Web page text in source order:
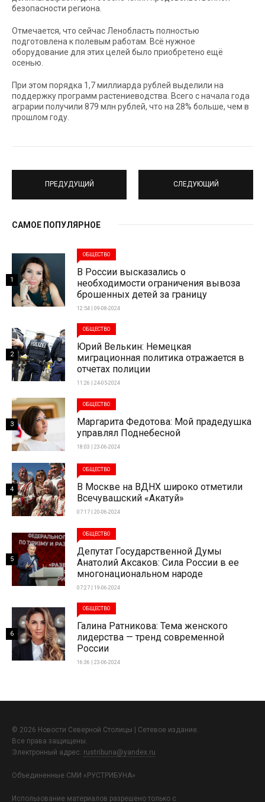
безопасности региона.
Отмечается, что сейчас Ленобласть полностью
подготовлена к полевым работам. Всё нужное
оборудование для этих целей было приобретено ещё
осенью.
При этом порядка 1,7 миллиарда рублей выделили на
поддержку программ растениеводства. Всего с начала года
аграрии получили 879 млн рублей, что на 28% больше, чем в
прошлом году.
ПРЕДУДУЩИЙ СЛЕДУЮЩИЙ
САМОЕ ПОПУЛЯРНОЕ
ОБЩЕСТВО
В России высказались о
необходимости ограничения вывоза
брошенных детей за границу
12:54 | 09-08-2024
1
ОБЩЕСТВО
Юрий Велькин: Немецкая
миграционная политика отражается в
отчетах полиции
11:26 | 24-05-2024
2
ОБЩЕСТВО
Маргарита Федотова: Мой прадедушка
управлял Поднебесной
18:03 | 23-06-2024
3
ОБЩЕСТВО
В Москве на ВДНХ широко отметили
Всечувашский «Акатуй»
07:17 | 20-06-2024
4
ОБЩЕСТВО
Депутат Государственной Думы
Анатолий Аксаков: Сила России в ее
многонациональном народе
07:27 | 19-06-2024
5
ОБЩЕСТВО
Галина Ратникова: Тема женского
лидерства — тренд современной
России
16:36 | 23-06-2024
6
© 2026 Новости Северной Столицы | Сетевое издание.
Все права защищены.
Электронный адрес: rustribuna@yandex.ru
Объединенные СМИ «РУСТРИБУНА»
Использование материалов разрешено только с